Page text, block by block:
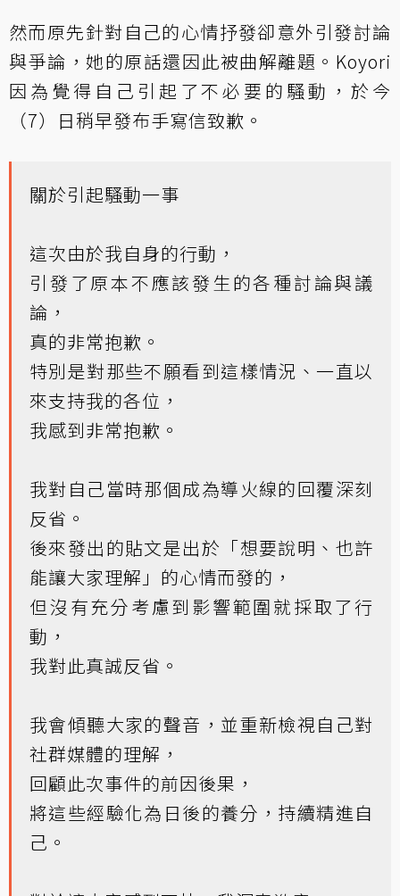
然而原先針對自己的心情抒發卻意外引發討論
與爭論，她的原話還因此被曲解離題。Koyori
因為覺得自己引起了不必要的騷動，於今
（7）日稍早發布手寫信致歉。
關於引起騷動一事
這次由於我自身的行動，
引發了原本不應該發生的各種討論與議
論，
真的非常抱歉。
特別是對那些不願看到這樣情況、一直以
來支持我的各位，
我感到非常抱歉。
我對自己當時那個成為導火線的回覆深刻
反省。
後來發出的貼文是出於「想要說明、也許
能讓大家理解」的心情而發的，
但沒有充分考慮到影響範圍就採取了行
動，
我對此真誠反省。
我會傾聽大家的聲音，並重新檢視自己對
社群媒體的理解，
回顧此次事件的前因後果，
將這些經驗化為日後的養分，持續精進自
己。